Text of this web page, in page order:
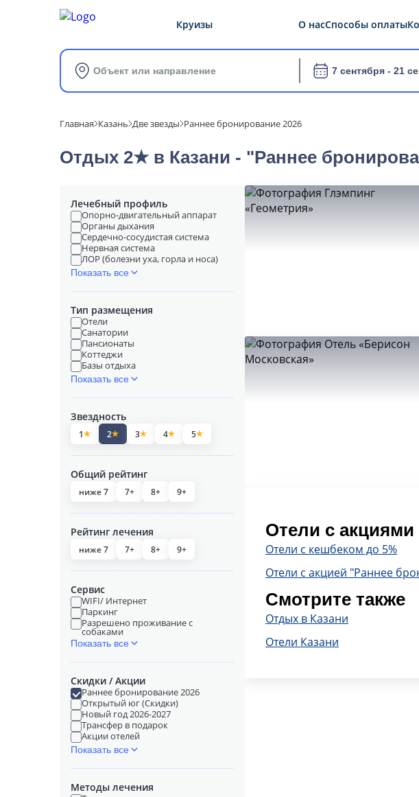
Круизы О насСпособы оплаты
Объект или направление 7 сентября - 21
Главная Казань Две звезды Раннее бронирование 2026
Отдых 2★ в Казани - "Раннее
Лечебный профиль
Опорно-двигательный аппарат
Органы дыхания
Сердечно-сосудистая система
Нервная система
ЛОР (болезни уха, горла и носа)
Показать все
Тип размещения
Отели
Санатории
Пансионаты
Коттеджи
Базы отдыха
Показать все
Звездность
1 2 3 4 5
Общий рейтинг
ниже 7 7+ 8+ 9+
Рейтинг лечения
ниже 7 7+ 8+ 9+
Сервис
WIFI/ Интернет
Паркинг
Разрешено проживание с
собаками
Показать все
Скидки / Акции
Раннее бронирование 2026
Открытый юг (Скидки)
Новый год 2026-2027
Трансфер в подарок
Акции отелей
Показать все
Методы лечения
Отели с акциями
Отели с кешбеком до 5%
Отели с акцией "Раннее
Смотрите также
Отдых в Казани
Отели Казани